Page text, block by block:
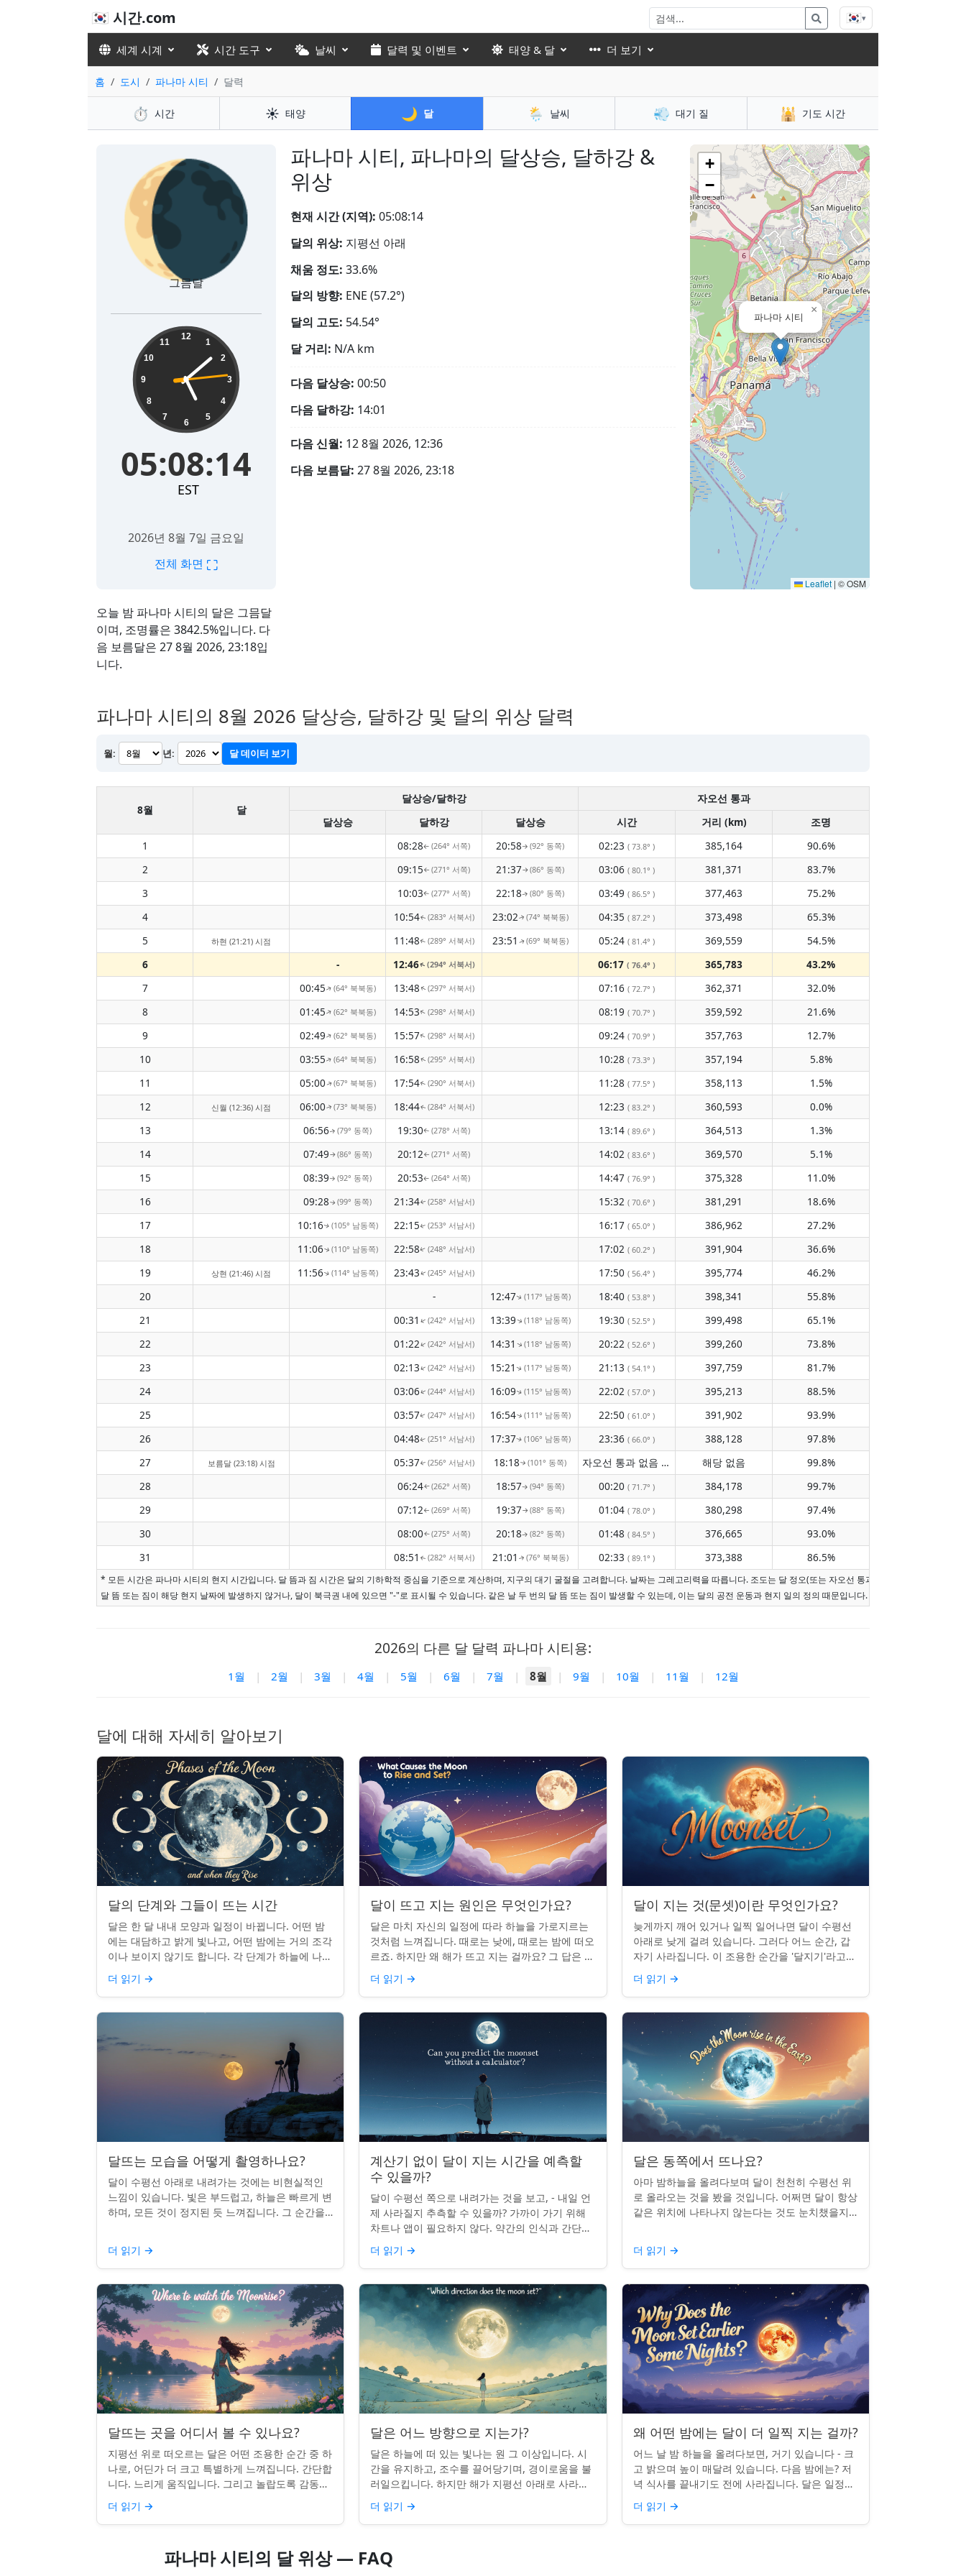
🇰🇷 시간.com 🇰🇷▾
세계 시계 시간 도구 날씨 달력 및 이벤트 태양 & 달 더 보기
홈 도시 파나마 시티 달력
⏱️ 시간 ☀️ 태양 🌙 달 🌦️ 날씨 💨 대기 질 🕌 기도 시간
파나마 시티, 파나마의 달상승, 달하강 &
위상
오늘 밤 파나마 시티의 달은 그믐달
이며, 조명률은 3842.5%입니다. 다
음 보름달은 27 8월 2026, 23:18입
니다.
🌘
그믐달
05:08:15 12
1
2
3
4
5
6
7
8
9
10
11
05:08:15
EST
2026년 8월 7일 금요일
전체 화면 ⛶
현재 시간 (지역): 05:08:15
달의 위상: 지평선 아래
채움 정도: 33.6%
달의 방향: ENE (57.2°)
달의 고도: 54.54°
달 거리: N/A km
다음 달상승: 00:50
다음 달하강: 14:01
다음 신월: 12 8월 2026, 12:36
다음 보름달: 27 8월 2026, 23:18
파나마 시티
×
+
−
Leaflet | © OSM
파나마 시티의 8월 2026 달상승, 달하강 및 달의 위상 달력
월: 년: 달 데이터 보기
8월 달
달상승/달하강
자오선 통과
달상승
달하강 달상승 시간 거리 (km)
조명
1
08:28↑(264° 서쪽) 20:58↑(92° 동쪽) 02:23 ( 73.8° ) 385,164
90.6%
2
09:15↑(271° 서쪽) 21:37↑(86° 동쪽) 03:06 ( 80.1° ) 381,371
83.7%
3
10:03↑(277° 서쪽) 22:18↑(80° 동쪽) 03:49 ( 86.5° ) 377,463
75.2%
4
10:54↑(283° 서북서) 23:02↑(74° 북북동) 04:35 ( 87.2° ) 373,498
65.3%
5
하현 (21:21) 시점 11:48↑(289° 서북서) 23:51 ↑(69° 북북동) 05:24 ( 81.4° ) 369,559
54.5%
6
- 12:46↑(294° 서북서) 06:17 ( 76.4° ) 365,783
43.2%
7
00:45↑(64° 북북동) 13:48↑(297° 서북서) 07:16 ( 72.7° ) 362,371
32.0%
8
01:45↑(62° 북북동) 14:53↑(298° 서북서) 08:19 ( 70.7° ) 359,592
21.6%
9
02:49↑(62° 북북동) 15:57↑(298° 서북서) 09:24 ( 70.9° ) 357,763
12.7%
10
03:55↑(64° 북북동) 16:58↑(295° 서북서) 10:28 ( 73.3° ) 357,194
5.8%
11
05:00↑(67° 북북동) 17:54↑(290° 서북서) 11:28 ( 77.5° ) 358,113
1.5%
12
신월 (12:36) 시점 06:00↑(73° 북북동) 18:44↑(284° 서북서) 12:23 ( 83.2° ) 360,593
0.0%
13
06:56↑(79° 동쪽) 19:30↑(278° 서쪽) 13:14 ( 89.6° ) 364,513
1.3%
14
07:49↑(86° 동쪽) 20:12↑(271° 서쪽) 14:02 ( 83.6° ) 369,570
5.1%
15
08:39↑(92° 동쪽) 20:53↑(264° 서쪽) 14:47 ( 76.9° ) 375,328
11.0%
16
09:28↑(99° 동쪽) 21:34↑(258° 서남서) 15:32 ( 70.6° ) 381,291
18.6%
17
10:16↑(105° 남동쪽) 22:15↑(253° 서남서) 16:17 ( 65.0° ) 386,962
27.2%
18
11:06↑(110° 남동쪽) 22:58↑(248° 서남서) 17:02 ( 60.2° ) 391,904
36.6%
19
상현 (21:46) 시점 11:56↑(114° 남동쪽) 23:43↑(245° 서남서) 17:50 ( 56.4° ) 395,774
46.2%
20
- 12:47↑(117° 남동쪽) 18:40 ( 53.8° ) 398,341
55.8%
21
00:31 ↑(242° 서남서) 13:39↑(118° 남동쪽) 19:30 ( 52.5° ) 399,498
65.1%
22
01:22↑(242° 서남서) 14:31 ↑(118° 남동쪽) 20:22 ( 52.6° ) 399,260
73.8%
23
02:13↑(242° 서남서) 15:21 ↑(117° 남동쪽) 21:13 ( 54.1° ) 397,759
81.7%
24
03:06↑(244° 서남서) 16:09↑(115° 남동쪽) 22:02 ( 57.0° ) 395,213
88.5%
25
03:57↑(247° 서남서) 16:54↑(111° 남동쪽) 22:50 ( 61.0° ) 391,902
93.9%
26
04:48↑(251° 서남서) 17:37↑(106° 남동쪽) 23:36 ( 66.0° ) 388,128
97.8%
27
보름달 (23:18) 시점 05:37↑(256° 서남서) 18:18↑(101° 동쪽) 자오선 통과 없음
( 해당 없음 )해당 없음
99.8%
28
06:24↑(262° 서쪽) 18:57↑(94° 동쪽) 00:20 ( 71.7° ) 384,178
99.7%
29
07:12↑(269° 서쪽) 19:37↑(88° 동쪽) 01:04 ( 78.0° ) 380,298
97.4%
30
08:00↑(275° 서쪽) 20:18↑(82° 동쪽) 01:48 ( 84.5° ) 376,665
93.0%
31
08:51 ↑(282° 서북서) 21:01 ↑(76° 북북동) 02:33 ( 89.1° ) 373,388 86.5%
* 모든 시간은 파나마 시티의 현지 시간입니다. 달 뜸과 짐 시간은 달의 기하학적 중심을 기준으로 계산하며, 지구의 대기 굴절을 고려합니다. 날짜는 그레고리력을 따릅니다. 조도는 달 정오(또는 자오선 통과가 오늘이 아니면 현지
달 뜸 또는 짐이 해당 현지 날짜에 발생하지 않거나, 달이 북극권 내에 있으면 "-"로 표시될 수 있습니다. 같은 날 두 번의 달 뜸 또는 짐이 발생할 수 있는데, 이는 달의 공전 운동과 현지 일의 정의 때문입니다.
2026의 다른 달 달력 파나마 시티용:
1월 | 2월 | 3월 | 4월 | 5월 | 6월 | 7월 | 8월 | 9월 | 10월 | 11월 | 12월
달에 대해 자세히 알아보기
달의 단계와 그들이 뜨는 시간
달은 한 달 내내 모양과 일정이 바뀝니다. 어떤 밤
에는 대담하고 밝게 빛나고, 어떤 밤에는 거의 조각
이나 보이지 않기도 합니다. 각 단계가 하늘에 나타
나는 시기를 궁금해한 적이 있다면, 혼자가 아닙니
다. 사실 그 타...
더 읽기 →
달이 뜨고 지는 원인은 무엇인가요?
달은 마치 자신의 일정에 따라 하늘을 가로지르는
것처럼 느껴집니다. 때로는 낮에, 때로는 밤에 떠오
르죠. 하지만 왜 해가 뜨고 지는 걸까요? 그 답은 단
순히 달에 관한 것이 아니라 우리에 관한 것입니다.
핵심 통찰:...
더 읽기 →
달이 지는 것(문셋)이란 무엇인가요?
늦게까지 깨어 있거나 일찍 일어나면 달이 수평선
아래로 낮게 걸려 있습니다. 그러다 어느 순간, 갑
자기 사라집니다. 이 조용한 순간을 '달지기'라고
부릅니다. 매일 일어나지만 대부분의 사람들은 놓
치곤 합니다. 핵심 ...
더 읽기 →
달뜨는 모습을 어떻게 촬영하나요?
달이 수평선 아래로 내려가는 것에는 비현실적인
느낌이 있습니다. 빛은 부드럽고, 하늘은 빠르게 변
하며, 모든 것이 정지된 듯 느껴집니다. 그 순간을
더 읽기 →
계산기 없이 달이 지는 시간을 예측할
수 있을까?
달이 수평선 쪽으로 내려가는 것을 보고, - 내일 언
제 사라질지 추측할 수 있을까? 가까이 가기 위해
차트나 앱이 필요하지 않다. 약간의 인식과 간단한
요령만 있으면 된다. 주요 통찰력: 오늘의 달 뜨는
시간을 알고...
더 읽기 →
달은 동쪽에서 뜨나요?
아마 밤하늘을 올려다보며 달이 천천히 수평선 위
로 올라오는 것을 봤을 것입니다. 어쩌면 달이 항상
같은 위치에 나타나지 않는다는 것도 눈치챘을지
더 읽기 →
달뜨는 곳을 어디서 볼 수 있나요?
지평선 위로 떠오르는 달은 어떤 조용한 순간 중 하
나로, 어딘가 더 크고 특별하게 느껴집니다. 간단합
니다. 느리게 움직입니다. 그리고 놀랍도록 감동적
입니다. 하지만 어디를 봐야 할지 모르면 잡기 쉽지
않을 수 있습니...
더 읽기 →
달은 어느 방향으로 지는가?
달은 하늘에 떠 있는 빛나는 원 그 이상입니다. 시
간을 유지하고, 조수를 끌어당기며, 경이로움을 불
러일으킵니다. 하지만 해가 지평선 아래로 사라질
때, 당신은 한 번쯤 멈춰서 물어본 적이 있나요: 그
곳은 어디일까? ...
더 읽기 →
왜 어떤 밤에는 달이 더 일찍 지는 걸까?
어느 날 밤 하늘을 올려다보면, 거기 있습니다 - 크
고 밝으며 높이 매달려 있습니다. 다음 밤에는? 저
녁 식사를 끝내기도 전에 사라집니다. 달은 일정한
취침 시간을 지키지 않으며, 그럴 만한 좋은 이유가
있습니다. ...
더 읽기 →
파나마 시티의 달 위상 — FAQ